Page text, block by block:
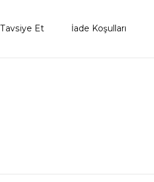
Tavsiye Et İade Koşulları